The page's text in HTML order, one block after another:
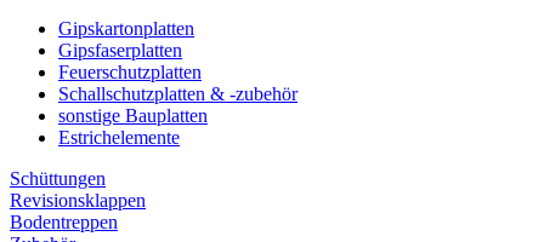
Gipskartonplatten
Gipsfaserplatten
Feuerschutzplatten
Schallschutzplatten & -zubehör
sonstige Bauplatten
Estrichelemente
Schüttungen
Revisionsklappen
Bodentreppen